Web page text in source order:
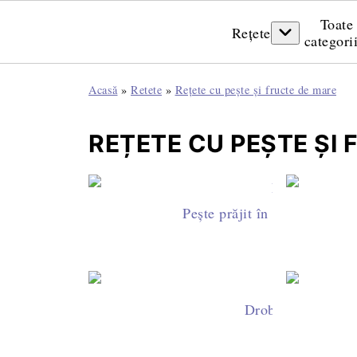
Rețete
Toate
Acasă » Retete » Rețete cu pește și fructe de mare
REȚETE CU PEȘTE ȘI
Pește prăjit în mălai - cu
Drob de pește cu